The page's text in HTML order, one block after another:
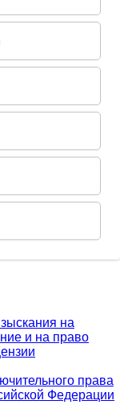
на
и на право
права
Федерации